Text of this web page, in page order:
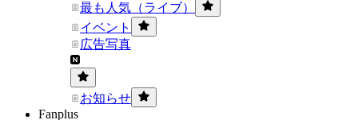
最も人気（ライブ）
イベント
広告写真
お知らせ
Fanplus